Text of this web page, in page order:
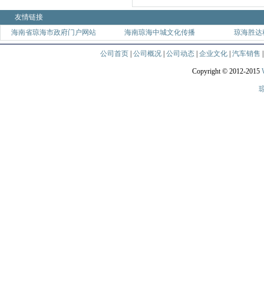
友情链接
海南省琼海市政府门户网站
海南琼海中城文化传播 琼海胜达
公司首页| 公司概况| 公司动态| 企业文化| 汽车销售
Copyright © 2012-2015